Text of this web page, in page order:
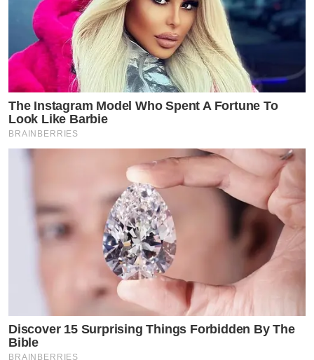
The Instagram Model Who Spent A Fortune To
Look Like Barbie
BRAINBERRIES
Discover 15 Surprising Things Forbidden By The
Bible
BRAINBERRIES